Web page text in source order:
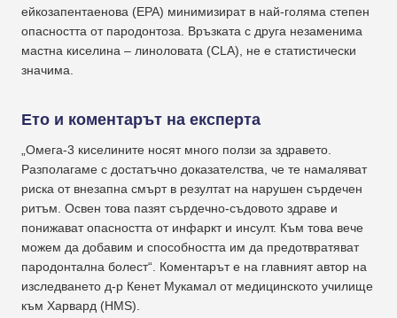
ейкозапентаeнова (EPA) минимизират в най-голяма степен
опасността от пародонтоза. Връзката с друга незаменима
мастна киселина – линоловата (CLA), не е статистически
значима.
Ето и коментарът на експерта
„Омега-3 киселините носят много ползи за здравето.
Разполагаме с достатъчно доказателства, че те намаляват
риска от внезапна смърт в резултат на нарушен сърдечен
ритъм. Освен това пазят сърдечно-съдовото здраве и
понижават опасността от инфаркт и инсулт. Към това вече
можем да добавим и способността им да предотвратяват
пародонтална болест“. Коментарът е на главният автор на
изследването д-р Кенет Мукамал от медицинското училище
към Харвард (HMS).